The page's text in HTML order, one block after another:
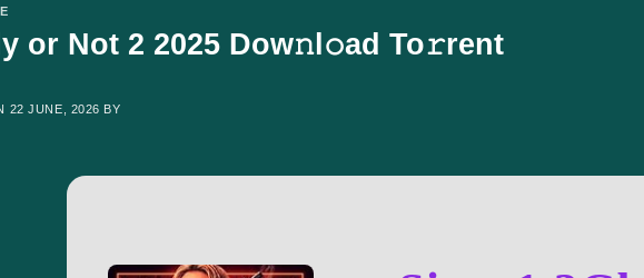
or Not 2 2025 Dow𝚗l𝚘ad To𝚛rent
22 JUNE, 2026 BY